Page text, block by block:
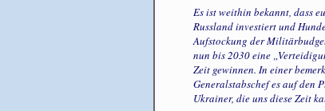
Es ist weithin bekannt, dass
Russland investiert und
Aufstockung der
nun bis 2030 eine
Zeit gewinnen. In einer
Generalstabschef es auf den
Ukrainer, die uns diese Zeit